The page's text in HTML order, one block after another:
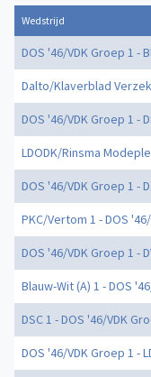
Wedstrijd
DOS '46/VDK Groep 1 -
Dalto/Klaverblad
DOS '46/VDK Groep 1 -
LDODK/Rinsma
DOS '46/VDK Groep 1 -
PKC/Vertom 1 - DOS
DOS '46/VDK Groep 1 -
Blauw-Wit (A) 1 - DOS
DSC 1 - DOS '46/VDK
DOS '46/VDK Groep 1 -